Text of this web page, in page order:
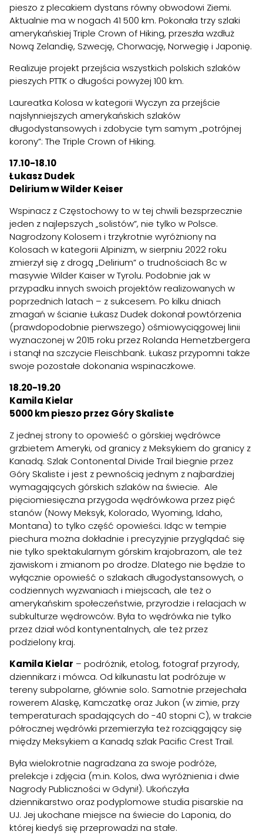
pieszo z plecakiem dystans równy obwodowi Ziemi.
Aktualnie ma w nogach 41 500 km. Pokonała trzy szlaki
amerykańskiej Triple Crown of Hiking, przeszła wzdłuż
Nową Zelandię, Szwecję, Chorwację, Norwegię i Japonię.
Realizuje projekt przejścia wszystkich polskich szlaków
pieszych PTTK o długości powyżej 100 km.
Laureatka Kolosa w kategorii Wyczyn za przejście
najsłynniejszych amerykańskich szlaków
długodystansowych i zdobycie tym samym „potrójnej
korony”: The Triple Crown of Hiking.
17.10-18.10
Łukasz Dudek
Delirium w Wilder Keiser
Wspinacz z Częstochowy to w tej chwili bezsprzecznie
jeden z najlepszych „solistów”, nie tylko w Polsce.
Nagrodzony Kolosem i trzykrotnie wyróżniony na
Kolosach w kategorii Alpinizm, w sierpniu 2022 roku
zmierzył się z drogą „Delirium” o trudnościach 8c w
masywie Wilder Kaiser w Tyrolu. Podobnie jak w
przypadku innych swoich projektów realizowanych w
poprzednich latach – z sukcesem. Po kilku dniach
zmagań w ścianie Łukasz Dudek dokonał powtórzenia
(prawdopodobnie pierwszego) ośmiowyciągowej linii
wyznaczonej w 2015 roku przez Rolanda Hemetzbergera
i stanął na szczycie Fleischbank. Łukasz przypomni także
swoje pozostałe dokonania wspinaczkowe.
18.20-19.20
Kamila Kielar
5000 km pieszo przez Góry Skaliste
Z jednej strony to opowieść o górskiej wędrówce
grzbietem Ameryki, od granicy z Meksykiem do granicy z
Kanadą. Szlak Contonental Divide Trail biegnie przez
Góry Skaliste i jest z pewnością jednym z najbardziej
wymagających górskich szlaków na świecie. Ale
pięciomiesięczna przygoda wędrówkowa przez pięć
stanów (Nowy Meksyk, Kolorado, Wyoming, Idaho,
Montana) to tylko część opowieści. Idąc w tempie
piechura można dokładnie i precyzyjnie przyglądać się
nie tylko spektakularnym górskim krajobrazom, ale też
zjawiskom i zmianom po drodze. Dlatego nie będzie to
wyłącznie opowieść o szlakach długodystansowych, o
codziennych wyzwaniach i miejscach, ale też o
amerykańskim społeczeństwie, przyrodzie i relacjach w
subkulturze wędrowców. Była to wędrówka nie tylko
przez dział wód kontynentalnych, ale też przez
podzielony kraj.
Kamila Kielar – podróżnik, etolog, fotograf przyrody,
dziennikarz i mówca. Od kilkunastu lat podróżuje w
tereny subpolarne, głównie solo. Samotnie przejechała
rowerem Alaskę, Kamczatkę oraz Jukon (w zimie, przy
temperaturach spadających do -40 stopni C), w trakcie
półrocznej wędrówki przemierzyła też rozciągający się
między Meksykiem a Kanadą szlak Pacific Crest Trail.
Była wielokrotnie nagradzana za swoje podróże,
prelekcje i zdjęcia (m.in. Kolos, dwa wyróżnienia i dwie
Nagrody Publiczności w Gdyni!). Ukończyła
dziennikarstwo oraz podyplomowe studia pisarskie na
UJ. Jej ukochane miejsce na świecie do Laponia, do
której kiedyś się przeprowadzi na stałe.